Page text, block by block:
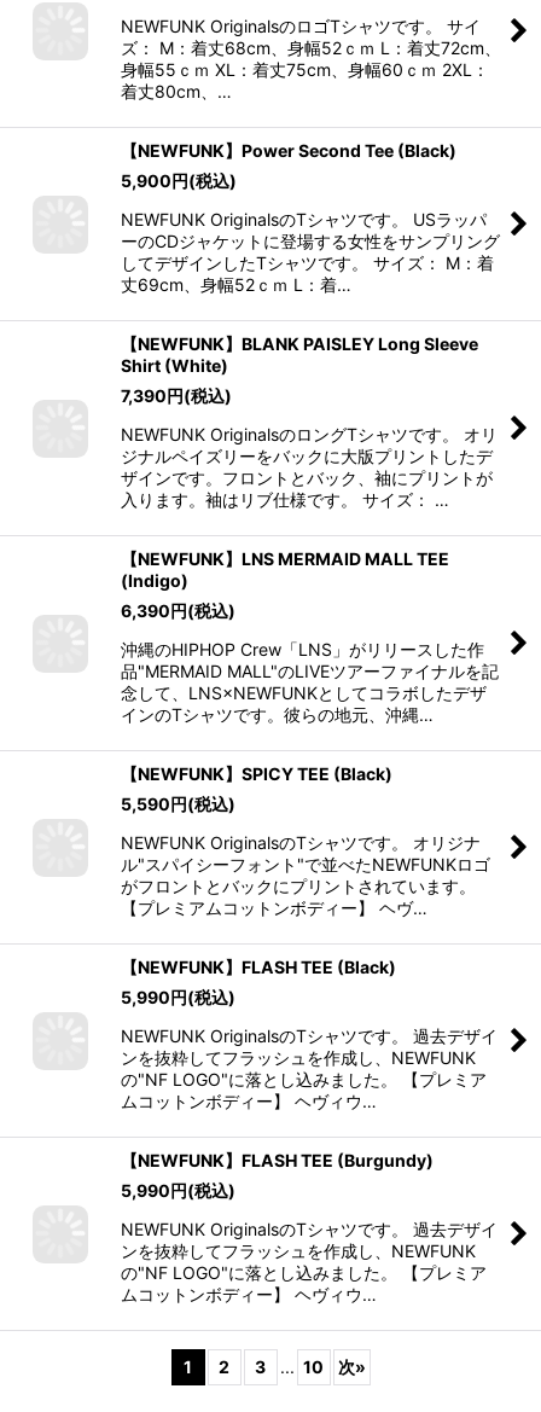
NEWFUNK OriginalsのロゴTシャツです。 サイ
ズ： M：着丈68cm、身幅52ｃｍ L：着丈72cm、
身幅55ｃｍ XL：着丈75cm、身幅60ｃｍ 2XL：
着丈80cm、…
【NEWFUNK】Power Second Tee (Black)
5,900円(税込)
NEWFUNK OriginalsのTシャツです。 USラッパ
ーのCDジャケットに登場する女性をサンプリング
してデザインしたTシャツです。 サイズ： M：着
丈69cm、身幅52ｃｍ L：着…
【NEWFUNK】BLANK PAISLEY Long Sleeve
Shirt (White)
7,390円(税込)
NEWFUNK OriginalsのロングTシャツです。 オリ
ジナルペイズリーをバックに大版プリントしたデ
ザインです。フロントとバック、袖にプリントが
入ります。袖はリブ仕様です。 サイズ： …
【NEWFUNK】LNS MERMAID MALL TEE
(Indigo)
6,390円(税込)
沖縄のHIPHOP Crew「LNS」がリリースした作
品"MERMAID MALL"のLIVEツアーファイナルを記
念して、LNS×NEWFUNKとしてコラボしたデザ
インのTシャツです。彼らの地元、沖縄…
【NEWFUNK】SPICY TEE (Black)
5,590円(税込)
NEWFUNK OriginalsのTシャツです。 オリジナ
ル"スパイシーフォント"で並べたNEWFUNKロゴ
がフロントとバックにプリントされています。
【プレミアムコットンボディー】 ヘヴ…
【NEWFUNK】FLASH TEE (Black)
5,990円(税込)
NEWFUNK OriginalsのTシャツです。 過去デザイ
ンを抜粋してフラッシュを作成し、NEWFUNK
の"NF LOGO"に落とし込みました。 【プレミア
ムコットンボディー】 ヘヴィウ…
【NEWFUNK】FLASH TEE (Burgundy)
5,990円(税込)
NEWFUNK OriginalsのTシャツです。 過去デザイ
ンを抜粋してフラッシュを作成し、NEWFUNK
の"NF LOGO"に落とし込みました。 【プレミア
ムコットンボディー】 ヘヴィウ…
1 2 3 ... 10 次»